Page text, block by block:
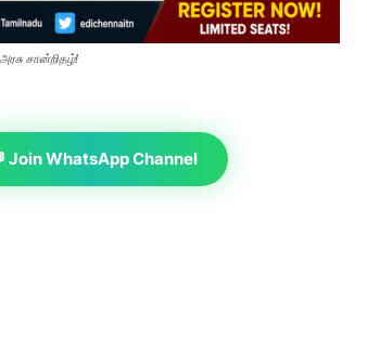
சான்றிதழ்!
Join WhatsApp Channel